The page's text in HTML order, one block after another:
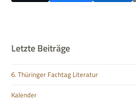
Letzte Beiträge
6. Thüringer Fachtag Literatur
Kalender